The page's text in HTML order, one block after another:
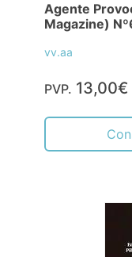
Agente
Magazine)
vv.aa
PVP. 13,00€